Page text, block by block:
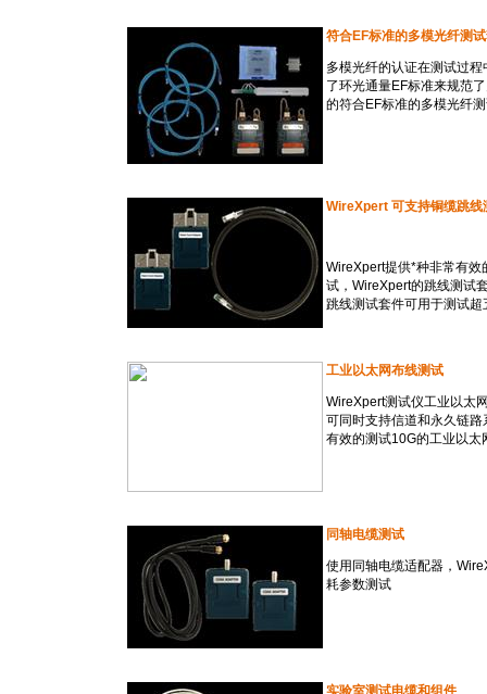
符合EF标准的多模光纤测
多模光纤的认证在测试过
了环光通量EF标准来规范
的符合EF标准的多模光纤
WireXpert 可支持铜缆跳线
WireXpert提供*种非常有效
试，WireXpert的跳线测试
跳线测试套件可用于测试
工业以太网布线测试
WireXpert测试仪工业以太
可同时支持信道和永久链
有效的测试10G的工业以太
同轴电缆测试
使用同轴电缆适配器，
耗参数测试
实验室测试电缆和组件